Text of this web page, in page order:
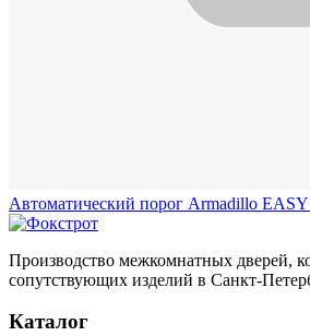
Автоматический порог Armadillo
Производство межкомнатных дверей,
сопутствующих изделий в Санкт-
Каталог